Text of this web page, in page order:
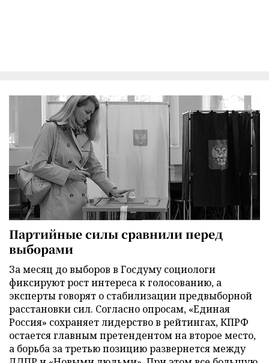
Партийные силы сравнили перед
выборами
За месяц до выборов в Госдуму социологи
фиксируют рост интереса к голосованию, а
эксперты говорят о стабилизации предвыборной
расстановки сил. Согласно опросам, «Единая
Россия» сохраняет лидерство в рейтингах, КПРФ
остается главным претендентом на второе место,
а борьба за третью позицию развернется между